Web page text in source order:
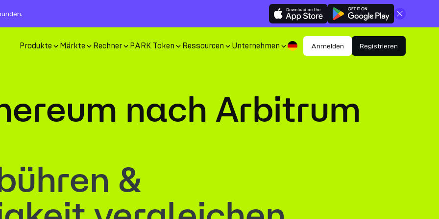
Schließen
Produkte Märkte Rechner PARK Token Ressourcen Unternehmen Anmelden Registrieren
nach Arbitrum
&